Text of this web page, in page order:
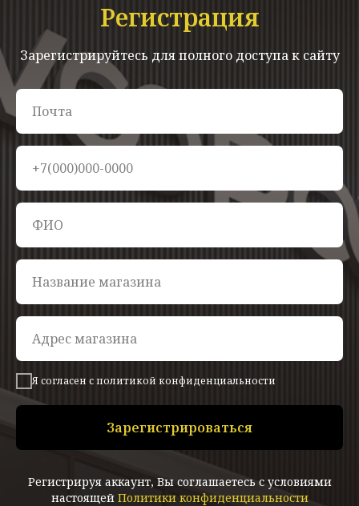
Регистрация
Зарегистрируйтесь для полного доступа к сайту
Я согласен с политикой конфиденциальности
Зарегистрироваться
Регистрируя аккаунт, Вы соглашаетесьс условиями
настоящей Политики конфиденциальности